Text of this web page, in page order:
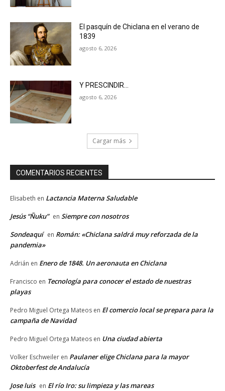
El pasquín de Chiclana en el verano de
1839
agosto 6, 2026
Y PRESCINDIR…
agosto 6, 2026
Cargar más
COMENTARIOS RECIENTES
Elisabeth en Lactancia Materna Saludable
Jesús “Ñuku” en Siempre con nosotros
Sondeaquí en Román: «Chiclana saldrá muy reforzada de la
pandemia»
Adrián en Enero de 1848. Un aeronauta en Chiclana
Francisco en Tecnología para conocer el estado de nuestras
playas
Pedro Miguel Ortega Mateos en El comercio local se prepara para la
campaña de Navidad
Pedro Miguel Ortega Mateos en Una ciudad abierta
Volker Eschweiler en Paulaner elige Chiclana para la mayor
Oktoberfest de Andalucía
Jose luis en El río Iro: su limpieza y las mareas